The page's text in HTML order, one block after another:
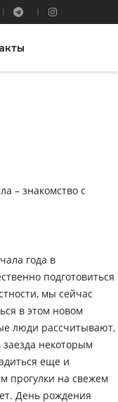
– знакомство с
года в
подготовиться
мы сейчас
в этом новом
люди рассчитывают,
некоторым
еще и
прогулки на свежем
День рождения